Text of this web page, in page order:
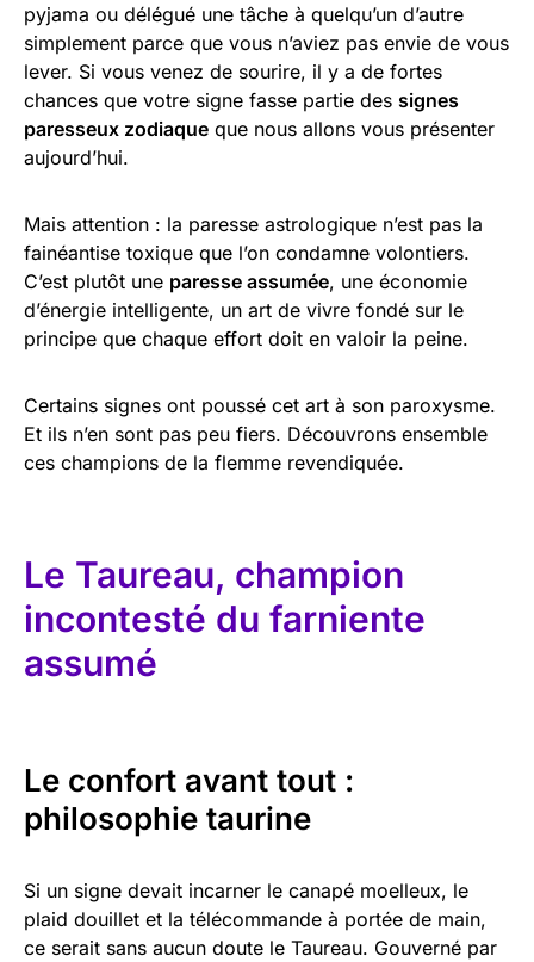
pyjama ou délégué une tâche à quelqu’un d’autre
simplement parce que vous n’aviez pas envie de vous
lever. Si vous venez de sourire, il y a de fortes
chances que votre signe fasse partie des signes
paresseux zodiaque que nous allons vous présenter
aujourd’hui.
Mais attention : la paresse astrologique n’est pas la
fainéantise toxique que l’on condamne volontiers.
C’est plutôt une paresse assumée, une économie
d’énergie intelligente, un art de vivre fondé sur le
principe que chaque effort doit en valoir la peine.
Certains signes ont poussé cet art à son paroxysme.
Et ils n’en sont pas peu fiers. Découvrons ensemble
ces champions de la flemme revendiquée.
Le Taureau, champion
incontesté du farniente
assumé
Le confort avant tout :
philosophie taurine
Si un signe devait incarner le canapé moelleux, le
plaid douillet et la télécommande à portée de main,
ce serait sans aucun doute le Taureau. Gouverné par